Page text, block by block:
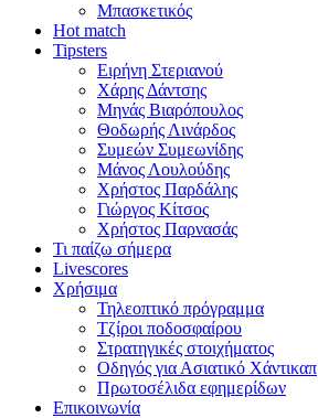
Μπασκετικός
Hot match
Tipsters
Ειρήνη Στεριανού
Χάρης Δάντσης
Μηνάς Βιαρόπουλος
Θοδωρής Λινάρδος
Συμεών Συμεωνίδης
Μάνος Λουλούδης
Χρήστος Παρδάλης
Γιώργος Κίτσος
Χρήστος Παρνασάς
Τι παίζω σήμερα
Livescores
Χρήσιμα
Τηλεοπτικό πρόγραμμα
Τζίροι ποδοσφαίρου
Στρατηγικές στοιχήματος
Οδηγός για Ασιατικό Χάντικαπ
Πρωτοσέλιδα εφημερίδων
Επικοινωνία